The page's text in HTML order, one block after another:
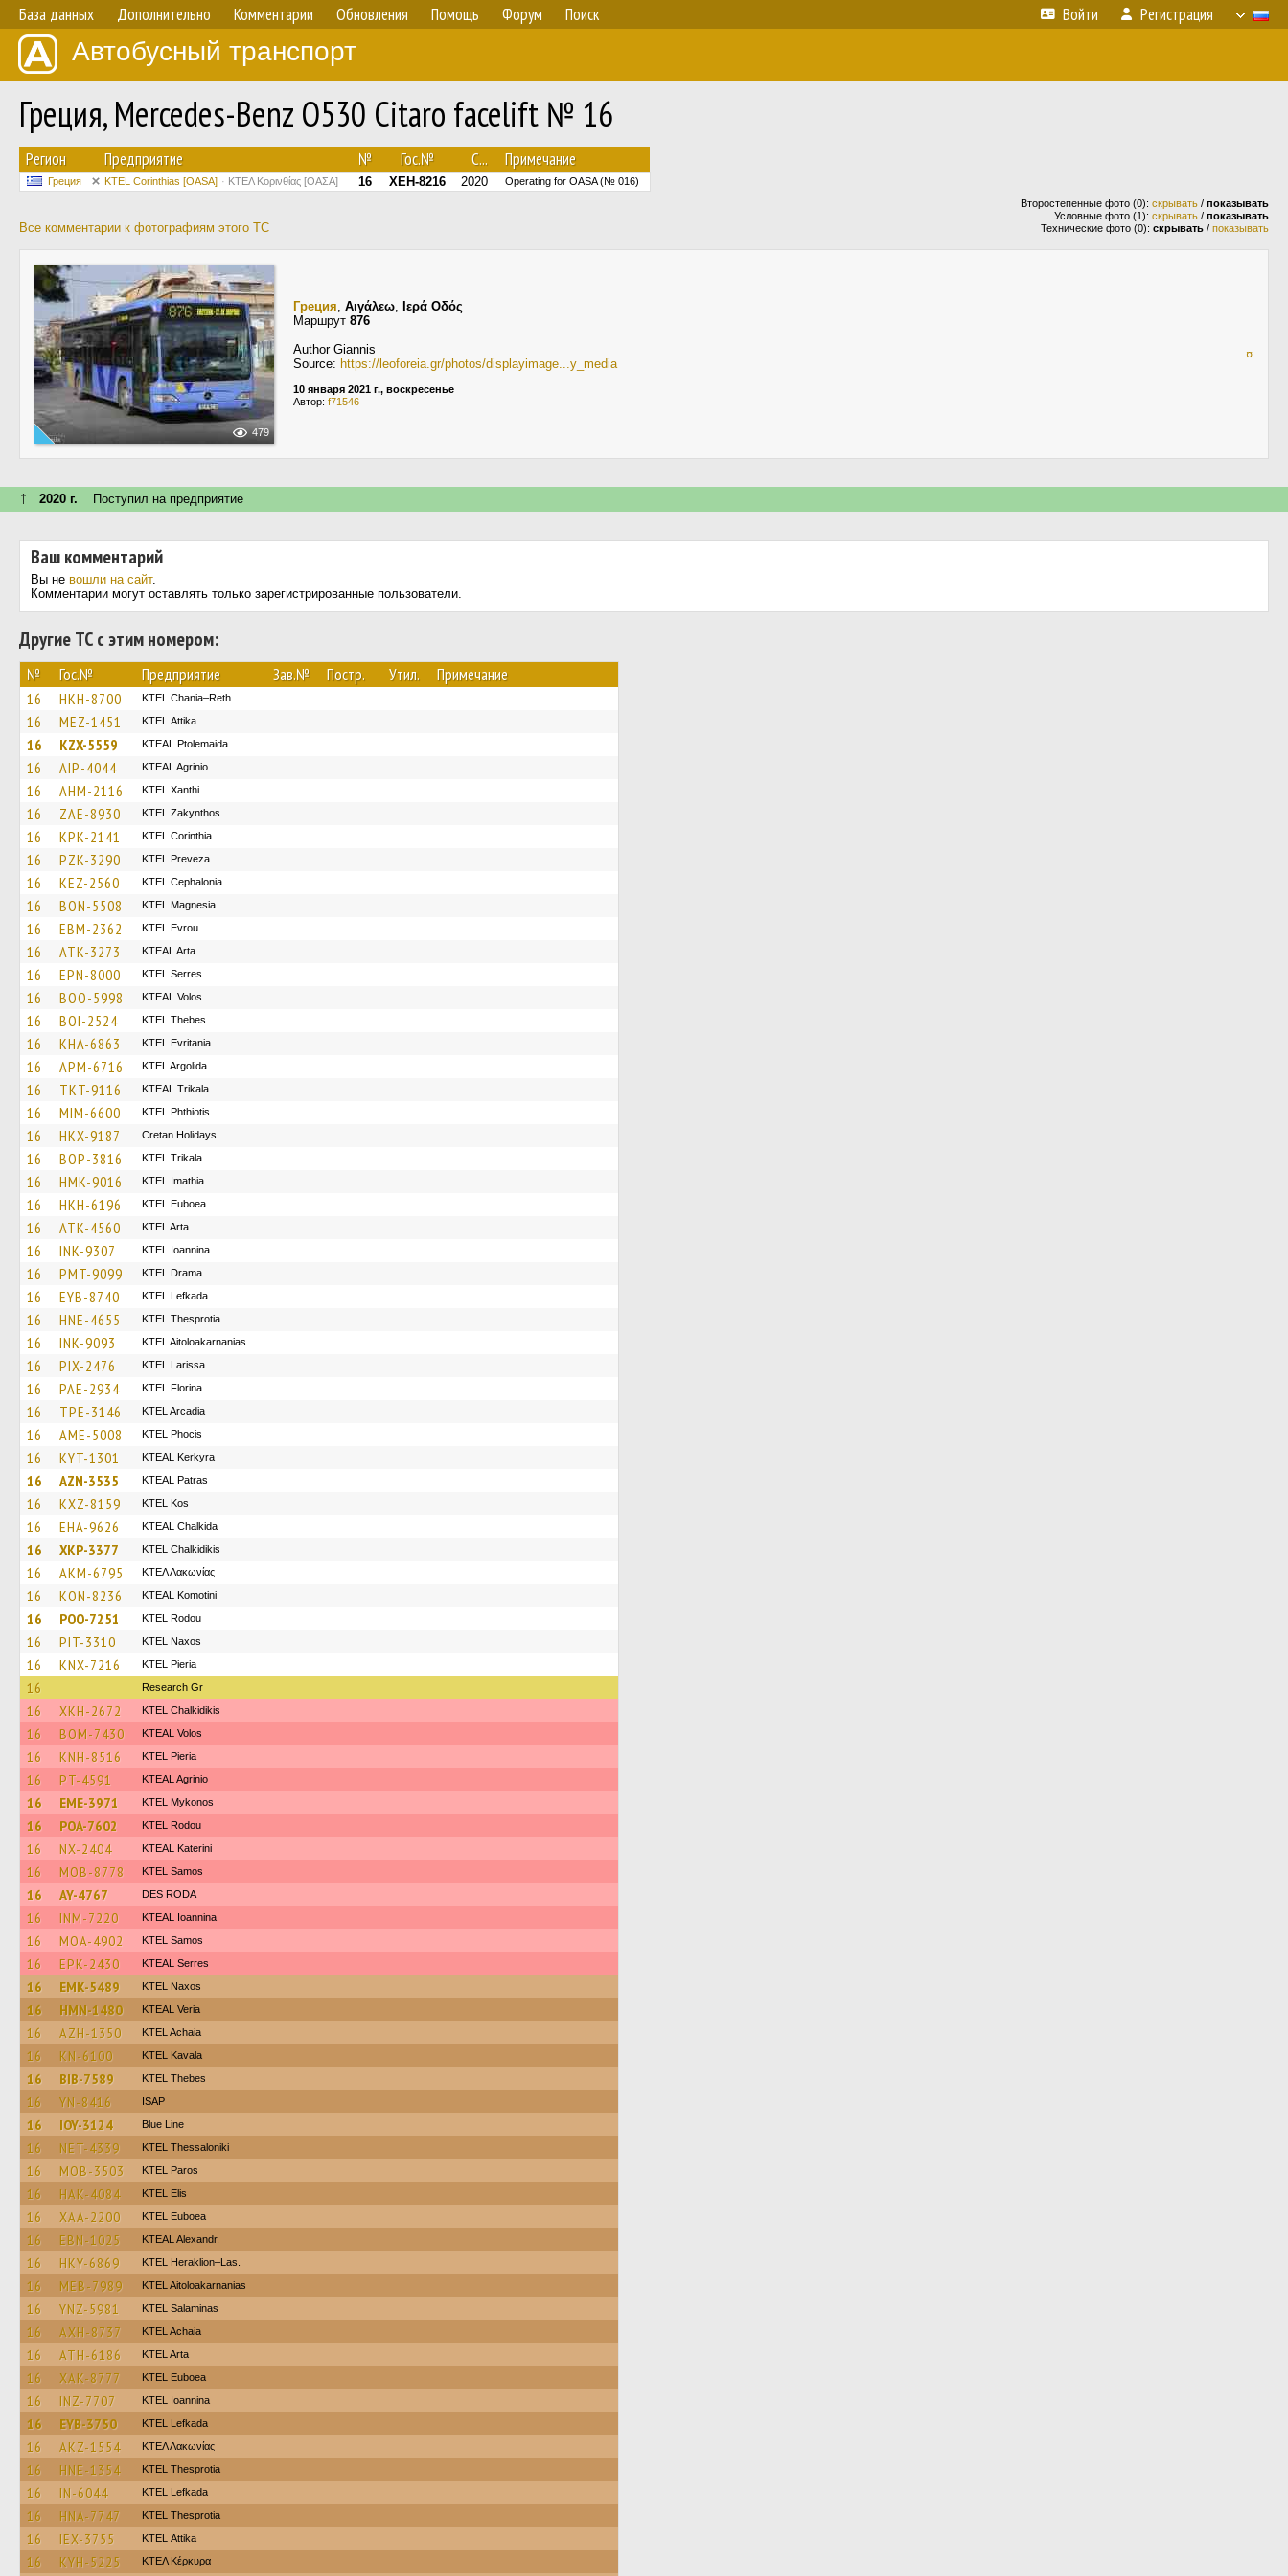
База данных Дополнительно Комментарии Обновления Помощь Форум Поиск Войти Регистрация
Автобусный транспорт
Греция, Mercedes-Benz O530 Citaro facelift № 16
Регион Предприятие № Гос.№ С... Примечание
Греция KTEL Corinthias [OASA] ΚΤΕΛ Κορινθίας [ΟΑΣΑ] 16 XEH-8216 2020 Operating for OASA (№ 016)
Все комментарии к фотографиям этого ТС
Второстепенные фото (0): скрывать / показывать
Условные фото (1): скрывать / показывать
Технические фото (0): скрывать / показывать
479
Греция, Αιγάλεω, Ιερά Οδός
Маршрут 876
Author Giannis
Source: https://leoforeia.gr/photos/displayimage...y_media
10 января 2021 г., воскресенье
Автор: f71546
¤
↑ 2020 г. Поступил на предприятие
Ваш комментарий
Вы не вошли на сайт.
Комментарии могут оставлять только зарегистрированные пользователи.
Другие ТС с этим номером:
№ Гос.№ Предприятие Зав.№ Постр. Утил. Примечание
16 HKH-8700 KTEL Chania–Reth.
16 MEZ-1451 KΤΕL Αttika
16 KZX-5559 KTEAL Ptolemaida
16 AIP-4044 KTEAL Agrinio
16 AHM-2116 KTEL Xanthi
16 ZAE-8930 KTEL Zakynthos
16 KPK-2141 KTEL Corinthia
16 PZK-3290 KTEL Preveza
16 KEZ-2560 KTEL Cephalonia
16 BON-5508 ΚΤΕL Magnesia
16 EBM-2362 KTEL Evrou
16 ATK-3273 KTEAL Arta
16 EPN-8000 KTEL Serres
16 BOO-5998 KTEAL Volos
16 BOI-2524 KTEL Thebes
16 KHA-6863 ΚΤΕL Evritania
16 APM-6716 KTEL Argolida
16 TKT-9116 KTEAL Trikala
16 MIM-6600 ΚΤΕL Phthiotis
16 HKX-9187 Cretan Holidays
16 BOP-3816 ΚΤΕL Τrikala
16 HMK-9016 KTEL Imathia
16 HKH-6196 ΚΤΕL Euboea
16 ATK-4560 KTEL Arta
16 INK-9307 KTEL Ioannina
16 PMT-9099 KTEL Drama
16 EYB-8740 KTEL Lefkada
16 HNE-4655 KTEL Thesprotia
16 INK-9093 KTEL Aitoloakarnanias
16 PIX-2476 KTEL Larissa
16 PAE-2934 KTEL Florina
16 TPE-3146 KTEL Arcadia
16 AME-5008 ΚΤΕL Phocis
16 KYT-1301 KTEAL Kerkyra
16 AZN-3535 KTEAL Patras
16 KXZ-8159 KTEL Kos
16 EHA-9626 KTEAL Chalkida
16 XKP-3377 ΚΤΕL Chalkidikis
16 AKM-6795 ΚΤΕΛ Λακωνίας
16 KON-8236 KTEAL Komotini
16 POO-7251 ΚΤΕL Rodou
16 PIT-3310 KTEL Naxos
16 KNX-7216 KTEL Pieria
16 Research Gr
16 XKH-2672 ΚΤΕL Chalkidikis
16 BOM-7430 KTEAL Volos
16 KNH-8516 KTEL Pieria
16 PT-4591 KTEAL Agrinio
16 EME-3971 KTEL Mykonos
16 POA-7602 ΚΤΕL Rodou
16 NX-2404 KTEAL Katerini
16 MOB-8778 KTEL Samos
16 AY-4767 DES RODA
16 INM-7220 KTEAL Ioannina
16 MOA-4902 KTEL Samos
16 EPK-2430 KTEAL Serres
16 EMK-5489 KTEL Naxos
16 HMN-1480 KTEAL Veria
16 AZH-1350 KTEL Achaia
16 KN-6100 KTEL Kavala
16 BIB-7589 KTEL Thebes
16 YN-8416 ISAP
16 IOY-3124 Blue Line
16 NET-4339 KTEL Thessaloniki
16 MOB-3503 KTEL Paros
16 HAK-4084 KTEL Elis
16 XAA-2200 ΚΤΕL Euboea
16 EBN-1025 KTEAL Alexandr.
16 HKY-6869 KTEL Heraklion–Las.
16 MEB-7989 KTEL Aitoloakarnanias
16 YNZ-5981 KTEL Salaminas
16 AXH-8737 KTEL Achaia
16 ATH-6186 KTEL Arta
16 XAK-8777 ΚΤΕL Euboea
16 INZ-7707 KTEL Ioannina
16 EYB-3750 KTEL Lefkada
16 AKZ-1554 ΚΤΕΛ Λακωνίας
16 HNE-1354 KTEL Thesprotia
16 IN-6044 KTEL Lefkada
16 HNA-7747 KTEL Thesprotia
16 IEX-3755 KΤΕL Αttika
16 KYH-5225 ΚΤΕΛ Κέρκυρα